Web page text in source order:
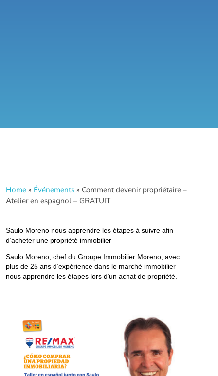
Home » Événements » Comment devenir propriétaire –
Atelier en espagnol – GRATUIT
Saulo Moreno nous apprendre les étapes à suivre afin
d’acheter une propriété immobilier
S aulo Moreno, chef du Groupe Immobilier Moreno, avec
plus de 25 ans d’expérience dans le marché immobilier
nous apprendre les étapes lors d’un achat de propriété.